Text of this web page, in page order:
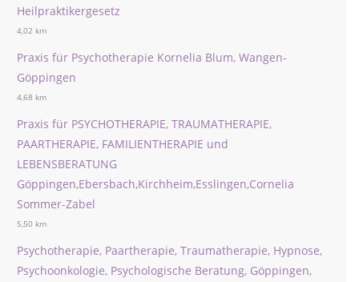
Heilpraktikergesetz
4,02 km
Praxis für Psychotherapie Kornelia Blum, Wangen-
Göppingen
4,68 km
Praxis für PSYCHOTHERAPIE, TRAUMATHERAPIE,
PAARTHERAPIE, FAMILIENTHERAPIE und
LEBENSBERATUNG
Göppingen,Ebersbach,Kirchheim,Esslingen,Cornelia
Sommer-Zabel
5,50 km
Psychotherapie, Paartherapie, Traumatherapie, Hypnose,
Psychoonkologie, Psychologische Beratung, Göppingen,